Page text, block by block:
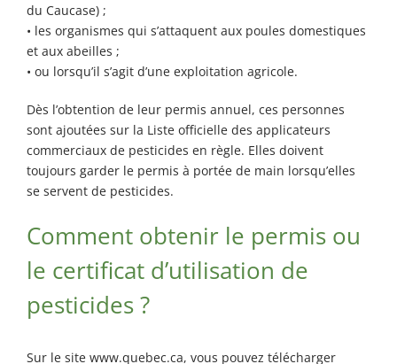
du Caucase) ;
• les organismes qui s’attaquent aux poules domestiques
et aux abeilles ;
• ou lorsqu’il s’agit d’une exploitation agricole.
Dès l’obtention de leur permis annuel, ces personnes
sont ajoutées sur la Liste officielle des applicateurs
commerciaux de pesticides en règle. Elles doivent
toujours garder le permis à portée de main lorsqu’elles
se servent de pesticides.
Comment obtenir le permis ou
le certificat d’utilisation de
pesticides ?
Sur le site www.quebec.ca, vous pouvez télécharger